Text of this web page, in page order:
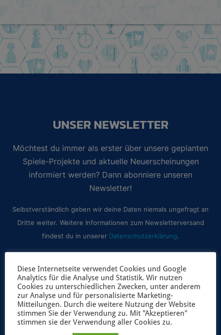
UNSER NEWSLETTER
Möchtest du immer als erster über unsere geplanten
Spiele-Projekte und aktuelle Neuerscheinungen
informiert werden? Dann abonniere unseren
Newsletter!
Selbstverständlich geben wir deine Daten niemals ungefragt an
Dritte weiter. Weitere Informationen zum Newsletterversand
findest du in unserer Datenschutzerklärung.
JETZT ANMELDEN
Diese Internetseite verwendet Cookies und Google
Analytics für die Analyse und Statistik. Wir nutzen
Cookies zu unterschiedlichen Zwecken, unter anderem
zur Analyse und für personalisierte Marketing-
Mitteilungen. Durch die weitere Nutzung der Website
stimmen Sie der Verwendung zu. Mit "Akzeptieren"
stimmen sie der Verwendung aller Cookies zu.